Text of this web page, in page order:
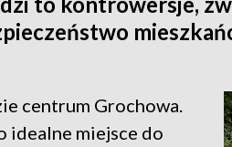
centrum Grochowa.
idealne miejsce do